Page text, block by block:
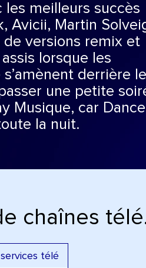
les meilleurs succès
Avicii, Martin
de versions remix et
lorsque les
derrière
une petite
Musique, car Dance
la nuit.
chaînes
télé